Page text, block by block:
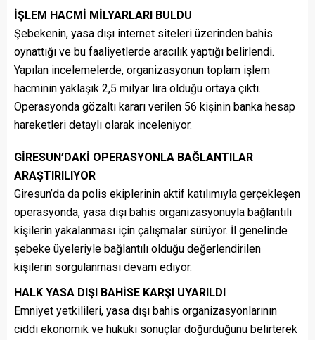
İŞLEM HACMİ MİLYARLARI BULDU
Şebekenin, yasa dışı internet siteleri üzerinden bahis
oynattığı ve bu faaliyetlerde aracılık yaptığı belirlendi.
Yapılan incelemelerde, organizasyonun toplam işlem
hacminin yaklaşık 2,5 milyar lira olduğu ortaya çıktı.
Operasyonda gözaltı kararı verilen 56 kişinin banka hesap
hareketleri detaylı olarak inceleniyor.
GİRESUN’DAKİ OPERASYONLA BAĞLANTILAR
ARAŞTIRILIYOR
Giresun’da da polis ekiplerinin aktif katılımıyla gerçekleşen
operasyonda, yasa dışı bahis organizasyonuyla bağlantılı
kişilerin yakalanması için çalışmalar sürüyor. İl genelinde
şebeke üyeleriyle bağlantılı olduğu değerlendirilen
kişilerin sorgulanması devam ediyor.
HALK YASA DIŞI BAHİSE KARŞI UYARILDI
Emniyet yetkilileri, yasa dışı bahis organizasyonlarının
ciddi ekonomik ve hukuki sonuçlar doğurduğunu belirterek